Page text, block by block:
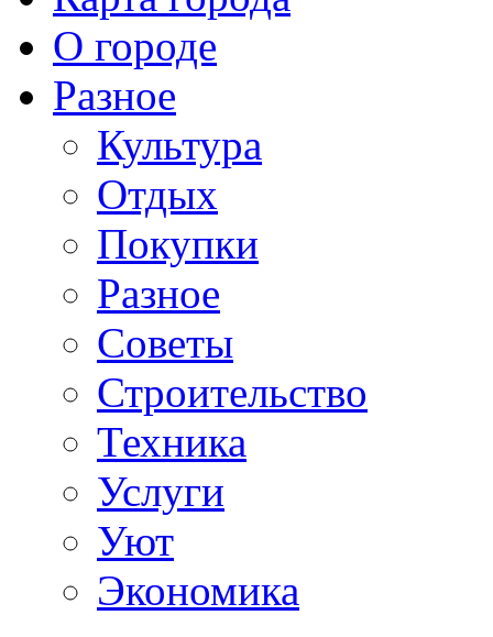
О городе
Разное
Культура
Отдых
Покупки
Разное
Советы
Строительство
Техника
Услуги
Уют
Экономика